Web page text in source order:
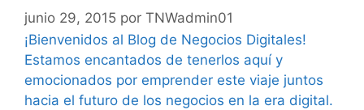
junio 29, 2015 por TNWadmin01
¡Bienvenidos al Blog de Negocios Digitales!
Estamos encantados de tenerlos aquí y
emocionados por emprender este viaje juntos
hacia el futuro de los negocios en la era digital.